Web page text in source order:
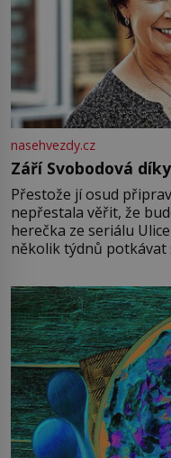
nasehvezdy.cz
Září Svobodová
Přestože jí osud
nepřestala věřit, že bude
herečka ze seriálu
několik týdnů potkávat